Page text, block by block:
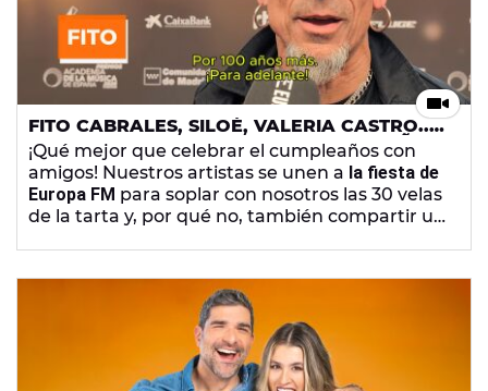
FITO CABRALES, SILOÉ, VALERIA CASTRO...
FELICITAN A EUROPA FM POR SUS 30 AÑOS
¡Qué mejor que celebrar el cumpleaños con
amigos! Nuestros artistas se unen a la fiesta de
Europa FM para soplar con nosotros las 30 velas
de la tarta y, por qué no, también compartir un
Urrutia, Amaral, Shinova o Álvaro de Luna. No
te pierdas sus felicitaciones.